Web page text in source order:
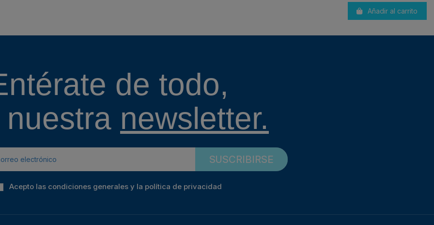
Añadir al carrito
de todo,
newsletter.
SUSCRIBIRSE
Acepto las condiciones generales y la política de privacidad